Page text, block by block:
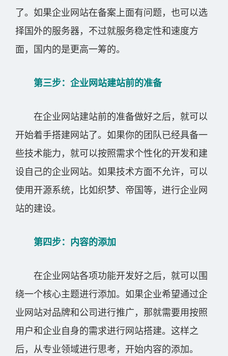
了。如果企业网站在备案上面有问题，也可以选
择国外的服务器，不过就服务稳定性和速度方
面，国内的是更高一筹的。
第三步：企业网站建站前的准备
在企业网站建站前的准备做好之后，就可以
开始着手搭建网站了。如果你的团队已经具备一
些技术能力，就可以按照需求个性化的开发和建
设自己的企业网站。如果技术方面不允许，可以
使用开源系统，比如织梦、帝国等，进行企业网
站的建设。
第四步：内容的添加
在企业网站各项功能开发好之后，就可以围
绕一个核心主题进行添加。如果企业希望通过企
业网站对品牌和公司进行推广，那就需要用按照
用户和企业自身的需求进行网站搭建。这样之
后，从专业领域进行思考，开始内容的添加。